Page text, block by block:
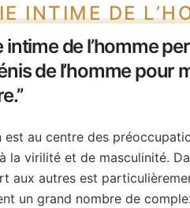
INTIME DE
de l’homme
de l’homme
’’
est au centre des
la virilité et de masculinité.
aux autres est
un grand nombre de